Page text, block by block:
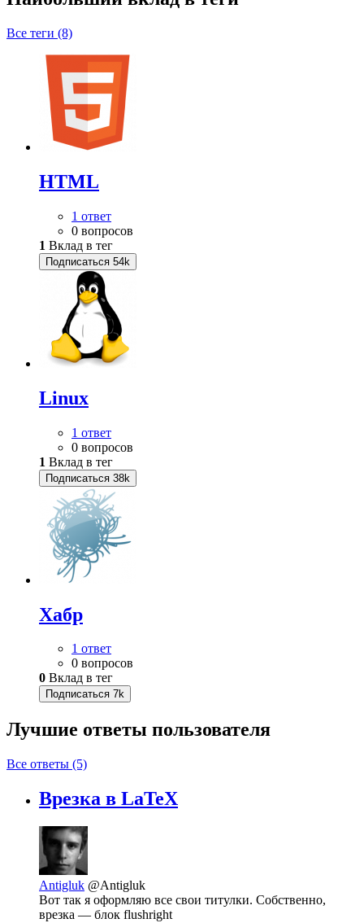
Все теги (8)
HTML
1 ответ
0 вопросов
1 Вклад в тег
Подписаться 54k
Linux
1 ответ
0 вопросов
1 Вклад в тег
Подписаться 38k
Хабр
1 ответ
0 вопросов
0 Вклад в тег
Подписаться 7k
Лучшие ответы пользователя
Все ответы (5)
Врезка в LaTeX
Antigluk @Antigluk
Вот так я оформляю все свои титулки. Собственно,
врезка — блок flushright